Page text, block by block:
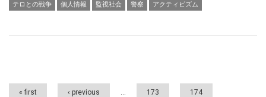
テロとの戦争 個人情報 監視社会 警察 アクティビズム
Pages
« first ‹ previous … 173 174